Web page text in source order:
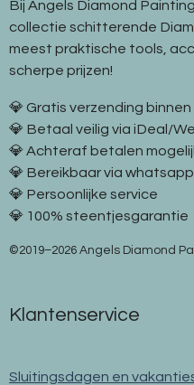
Bij Angels Diamond
collectie schitterende
meest praktische tools,
scherpe prijzen!
💎 Gratis verzending
💎 Betaal veilig via iDeal/
💎 Achteraf betalen
💎 Bereikbaar via whatsapp
💎 Persoonlijke service
💎 100% steentjesgarantie
©2019–2026 Angels Diamond
Klantenservice
Sluitingsdagen en